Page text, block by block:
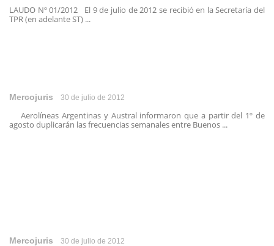
LAUDO Nº 01/2012 El 9 de julio de 2012 se recibió en la Secretaría del
TPR (en adelante ST) ...
Mercojuris 30 de julio de 2012
Aerolíneas Argentinas y Austral informaron que a partir del 1º de
agosto duplicarán las frecuencias semanales entre Buenos ...
Mercojuris 30 de julio de 2012